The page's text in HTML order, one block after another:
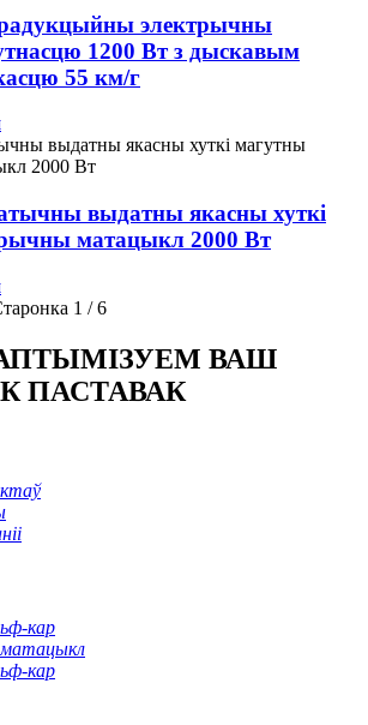
электрычны
1200 Вт з дыскавым
55 км/г
выдатны якасны хуткі
матацыкл 2000 Вт
1 / 6
ВАШ
ПАСТАВАК
кар
кар